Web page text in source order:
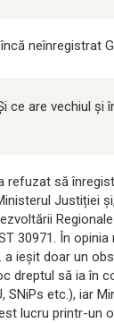
neînregistrat
ce are vechiul și
refuzat să
Justiției
30971. În
ieșit doar un
dreptul să ia în
SNiPs etc.), iar
lucru printr-un